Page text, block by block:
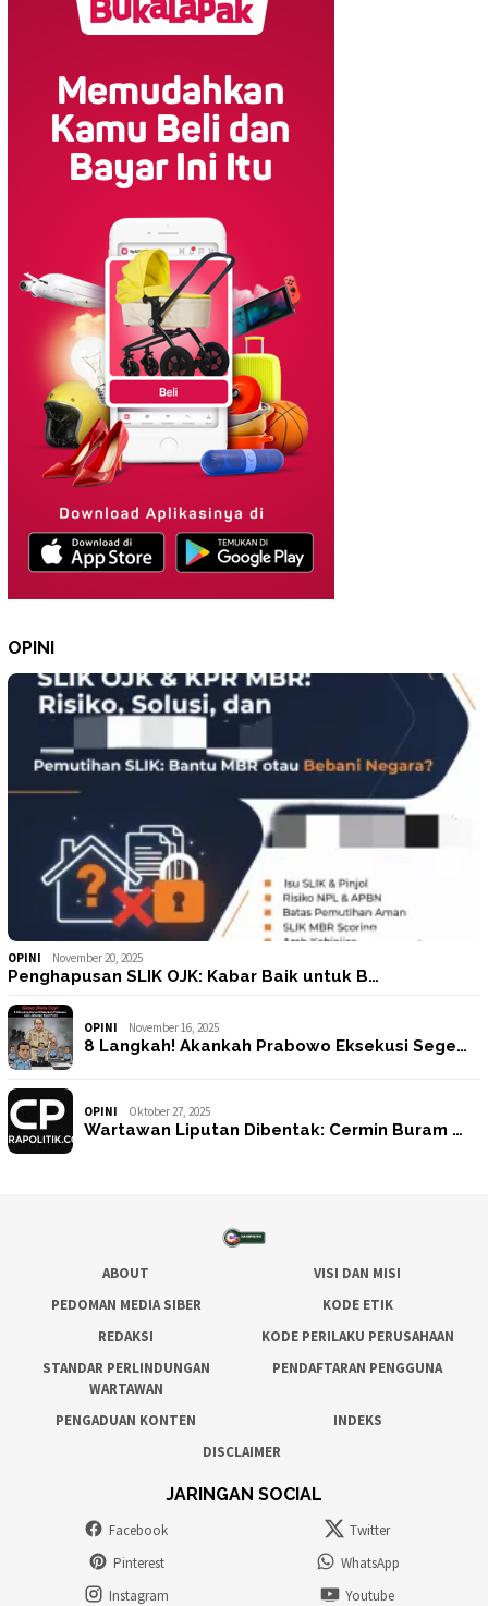
OPINI
OPINI November 20, 2025
Penghapusan SLIK OJK: Kabar Baik untuk B…
OPINI November 16, 2025
8 Langkah! Akankah Prabowo Eksekusi Sege…
OPINI Oktober 27, 2025
Wartawan Liputan Dibentak: Cermin Buram …
ABOUT
VISI DAN MISI
PEDOMAN MEDIA SIBER
KODE ETIK
REDAKSI
KODE PERILAKU PERUSAHAAN
STANDAR PERLINDUNGAN
WARTAWAN
PENDAFTARAN PENGGUNA
PENGADUAN KONTEN
INDEKS
DISCLAIMER
JARINGAN SOCIAL
Facebook
Twitter
Pinterest
WhatsApp
Instagram
Youtube